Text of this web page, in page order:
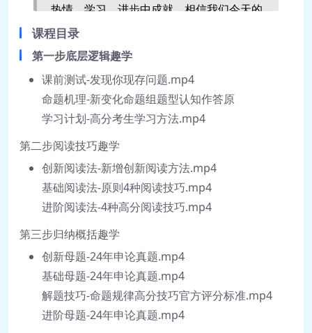
热情、学习、进步中成就。相信我们今天的
乘风破浪，跃马扬鞭，最终将换来以后的春
风得意，一日千里！
世事洞明皆学问，人情练达即文章。申论绝
非玄学，申论是对公职人员能力的综合考
量。对大家的阅读理解能力、综合分析能
力、发现和解决问题能力、文字表达能力都
有着很高的要求。《孟子》有言 “事必有
法，然后可成”。要想掌握这些能力，就要
掌握核心的方法。在我们的课程之中，我们
将把申论的底层逻辑和评分标准分别作为学
习的明线和暗线，帮助大家更好地理解申论
的能力考查和技巧。
课程目录
第一步底层逻辑趣学
课前测试-发现你现存问题.mp4
命题机理-新变化命题组题型认知作答原
学习计划-高分考生学习方法.mp4
第二步阅读技巧趣学
创新阅读法-新增创新阅读方法.mp4
基础阅读法-原则4种阅读技巧.mp4
进阶阅读法-4种高分阅读技巧.mp4
第三步归纳概括趣学
创新母题-24年申论真题.mp4
基础母题-24年申论真题.mp4
解题技巧-命题规律高分技巧官方评分标准.mp4
进阶母题-24年申论真题.mp4